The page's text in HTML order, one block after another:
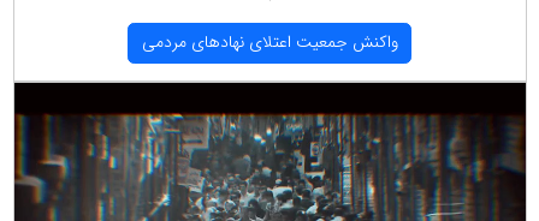
واكنش جمعیت اعتلای نهادهای مردمی